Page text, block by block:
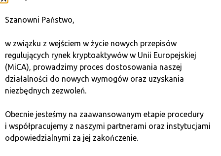
technologiami i chcesz inwestować w projekty, które
rozwijającemu się ekosystemowi zdecentralizowanych
aplikacji, ethereum może być dla ciebie odpowiednim
rozwiązaniem.
Oceń swoją tolerancję na ryzyko
Bitcoin jest bardziej stabilnym aktywem z długą historią,
co może być bardziej atrakcyjne dla inwestorów
Szanowni Państwo,
w związku z wejściem w życie nowych przepisów
regulujących rynek kryptoaktywów w Unii Europejskiej
(MiCA), prowadzimy proces dostosowania naszej
działalności do nowych wymogów oraz uzyskania
niezbędnych zezwoleń.
Obecnie jesteśmy na zaawansowanym etapie procedury
i współpracujemy z naszymi partnerami oraz instytucjami
odpowiedzialnymi za jej zakończenie.